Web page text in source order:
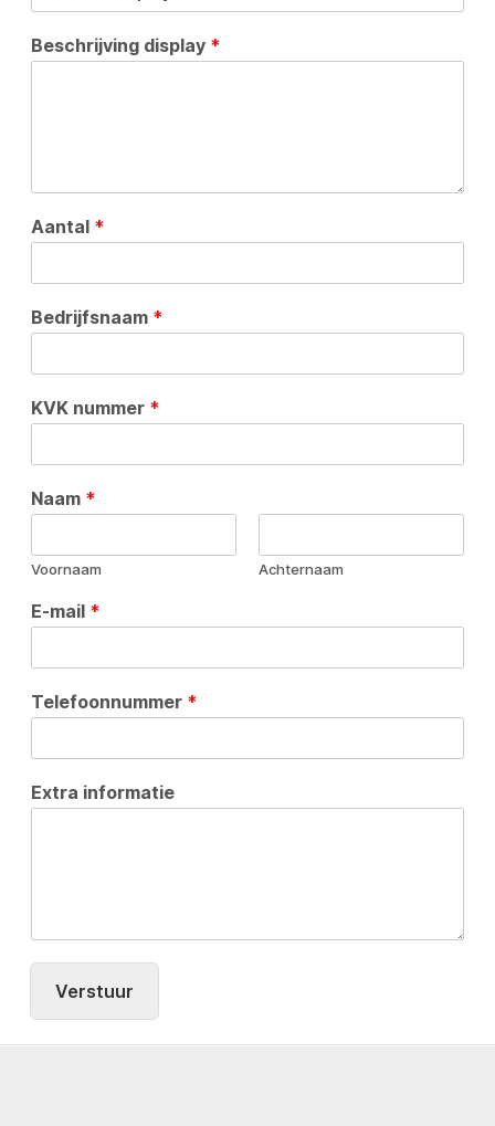
Beschrijving display *
Aantal *
Bedrijfsnaam *
KVK nummer *
Naam *
Voornaam Achternaam
E-mail *
Telefoonnummer *
Extra informatie
Verstuur